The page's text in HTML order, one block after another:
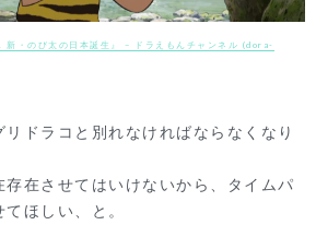
新・のび太の日本誕生』 – ドラえもんチャンネル (dora-
リドラコと別れなければならなくなり
在させてはいけないから、タイムパ
ほしい、と。